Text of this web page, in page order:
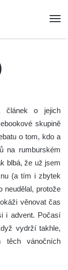
článek o jejich
skupině
o tom, kdo a
na rumburském
blbá, že už jsem
(a tím i zbytek
neudělal, protože
věnovat čas
i advent. Počasí
vydrží takhle,
vánočních